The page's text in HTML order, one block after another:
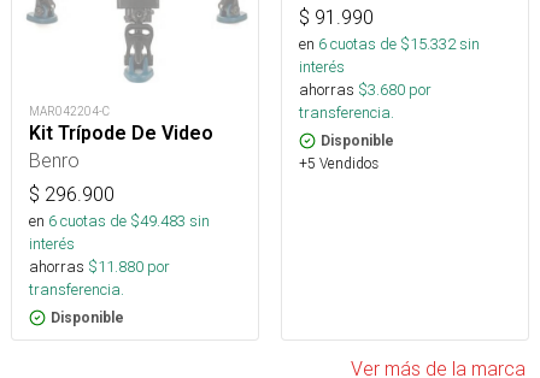
MAR042204-C
Kit Trípode De Video
Benro
$ 296.900
en 6cuotas de $49.483 sin
interés
ahorras $11.880 por
transferencia.
Disponible
$ 91.990
en 6cuotas de $15.332sin
interés
ahorras $3.680 por
transferencia.
Disponible
+5 Vendidos
Ver más de la marca